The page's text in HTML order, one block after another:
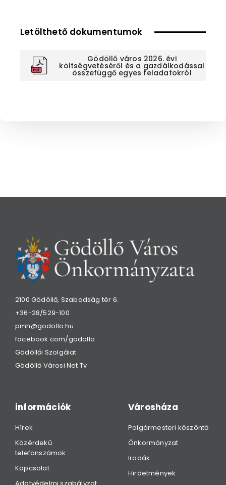
Letölthető dokumentumok
Gödöllő város 2026. évi
költségvetéséről és a gazdálkodással
összefüggő egyes feladatokról
2100 Gödöllő, Szabadság tér 6.
+36-28/529-100
pmh@godollo.hu
facebook.com/godollo
Gödöllői Szolgálat
Gödöllő Városi Net Tv
információk
Hírek
Közérdekű
telefonszámok
Kapcsolat
Városháza
Polgármesteri köszöntő
Önkormányzat
Irodák
Hirdetmények